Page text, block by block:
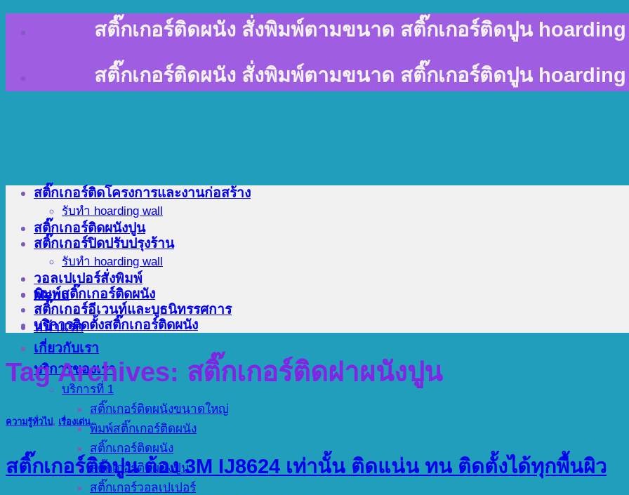
สติ๊กเกอร์ติดผนัง สั่งพิมพ์ตามขนาด สติ๊กเกอร์ติดปูน
สติ๊กเกอร์ติดผนัง สั่งพิมพ์ตามขนาด สติ๊กเกอร์ติดปูน
Menu
หน้าแรก
เกี่ยวกับเรา
บริการของเรา
บริการที่ 1
สติ๊กเกอร์ติดผนังขนาดใหญ่
พิมพ์สติ๊กเกอร์ติดผนัง
สติ๊กเกอร์ติดผนัง
สติ๊กเกอร์ติดผนังปูน
สติ๊กเกอร์วอลเปเปอร์
สติ๊กเกอร์ติดโครงการและงานก่อสร้าง
รับทำ hoarding wall
สติ๊กเกอร์ติดผนังปูน
สติ๊กเกอร์ปิดปรับปรุงร้าน
รับทำ hoarding wall
วอลเปเปอร์สั่งพิมพ์
พิมพ์สติ๊กเกอร์ติดผนัง
สติ๊กเกอร์อีเวนท์และบูธนิทรรศการ
บริการติดตั้งสติ๊กเกอร์ติดผนัง
Tag Archives: สติ๊กเกอร์ติดฝาผนังปูน
ความรู้ทั่วไป, เรื่องเด่น
สติ๊กเกอร์ติดปูน ต้อง 3M IJ8624 เท่านั้น ติดแน่น ทน ติดตั้งได้ทุกพื้นผิว